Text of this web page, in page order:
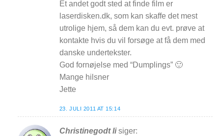
Et andet godt sted at finde film er
laserdisken.dk, som kan skaffe det mest
utrolige hjem, så dem kan du evt. prøve at
kontakte hvis du vil forsøge at få dem med
danske undertekster.
God fornøjelse med “Dumplings” 🙂
Mange hilsner
Jette
23. JULI 2011 AT 15:14
Christinegodt li siger: